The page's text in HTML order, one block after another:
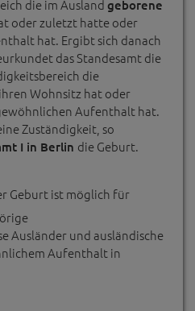
die im Ausland geborene
oder zuletzt hatte oder
hat. Ergibt sich danach
das Standesamt die
die
ihren Wohnsitz hat oder
Aufenthalt hat.
Zuständigkeit, so
I in Berlin die Geburt.
Geburt ist möglich für
Ausländer und ausländische
Aufenthalt in